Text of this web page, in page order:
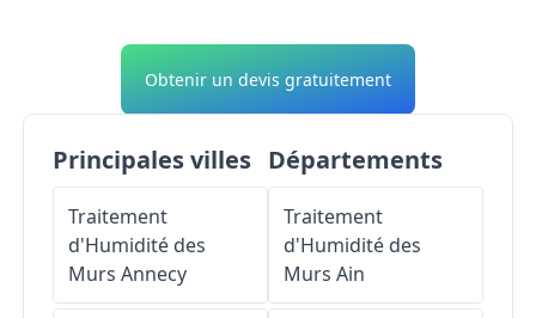
Obtenir un devis gratuitement
Principales villes
Traitement
d'Humidité des
Murs Annecy
Départements
Traitement
d'Humidité des
Murs Ain